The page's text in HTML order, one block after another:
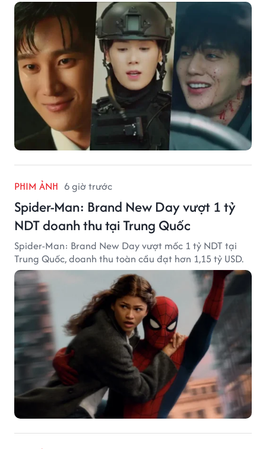
PHIM ẢNH 6 giờ trước
Spider-Man: Brand New Day vượt 1 tỷ
NDT doanh thu tại Trung Quốc
Spider-Man: Brand New Day vượt mốc 1 tỷ NDT tại
Trung Quốc, doanh thu toàn cầu đạt hơn 1,15 tỷ USD.